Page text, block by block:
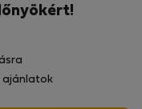
ajánlatok